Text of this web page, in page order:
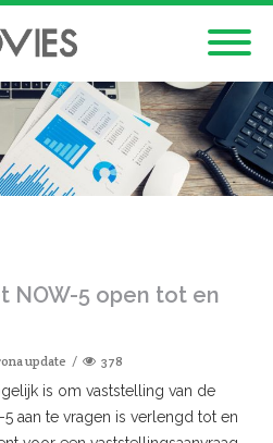
NOW-5 open tot en
update 378
is om vaststelling van de
aan te vragen is verlengd tot en